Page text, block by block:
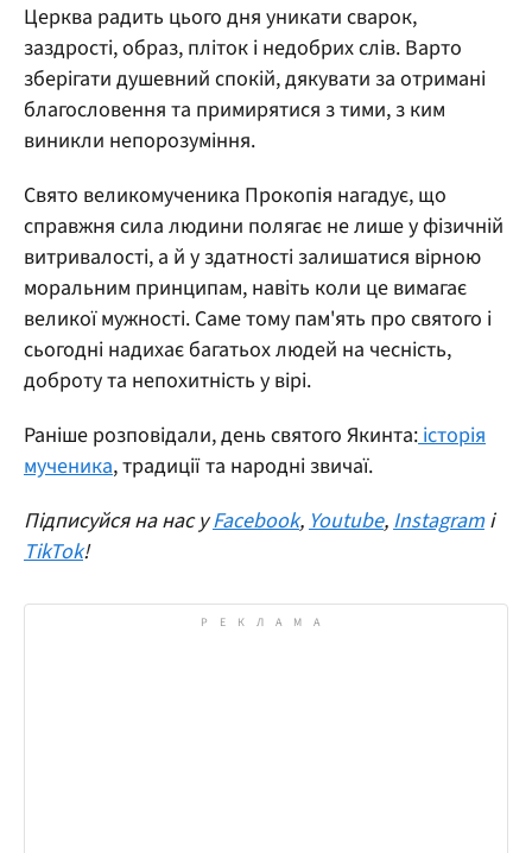
Церква радить цього дня уникати сварок,
заздрості, образ, пліток і недобрих слів. Варто
зберігати душевний спокій, дякувати за отримані
благословення та примирятися з тими, з ким
виникли непорозуміння.
Свято великомученика Прокопія нагадує, що
справжня сила людини полягає не лише у фізичній
витривалості, а й у здатності залишатися вірною
моральним принципам, навіть коли це вимагає
великої мужності. Саме тому пам'ять про святого і
сьогодні надихає багатьох людей на чесність,
доброту та непохитність у вірі.
Раніше розповідали, день святого Якинта:історія
мученика, традиції та народні звичаї.
Підписуйся на нас уFacebook,Youtube,Instagram і
TikTok!